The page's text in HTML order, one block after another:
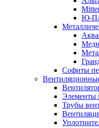
Ю-
Софиты
Элементы
Трубы